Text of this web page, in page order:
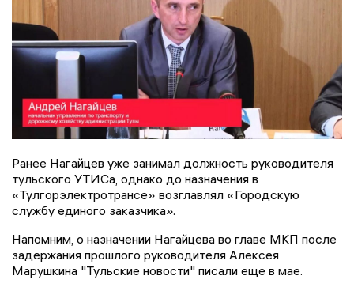
Ранее Нагайцев уже занимал должность руководителя
тульского УТИСа, однако до назначения в
«Тулгорэлектротрансе» возглавлял «Городскую
службу единого заказчика».
Напомним, о назначении Нагайцева во главе МКП после
задержания прошлого руководителя Алексея
Марушкина "Тульские новости" писали еще в мае.